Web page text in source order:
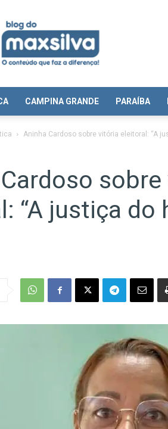
Blog
Max
Silva
CAMPINA GRANDE PARAÍBA
Aninha Cardoso sobre vitória eleitoral: “A
“A justiça do